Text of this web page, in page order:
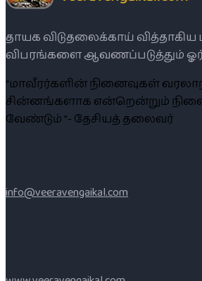
தாயக விடுதலைக்காய் வித்தாகிய
விபரங்களை ஆவணப்படுத்தும் ஓர்
“மாவீரர்களின் நினைவுகள்
சின்னங்களாக என்றென்றும்
வேண்டும் ”- தேசியத் தலைவர்
info@veeravengaikal.com